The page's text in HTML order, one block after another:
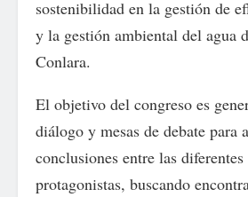
sostenibilidad en la gestión de
y la gestión ambiental del agua
Conlara.
El objetivo del congreso es
diálogo y mesas de debate para
conclusiones entre las
protagonistas, buscando